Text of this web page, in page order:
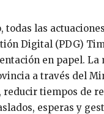
todas las
Digital (PDG)
en papel.
a través del
tiempos de
esperas y